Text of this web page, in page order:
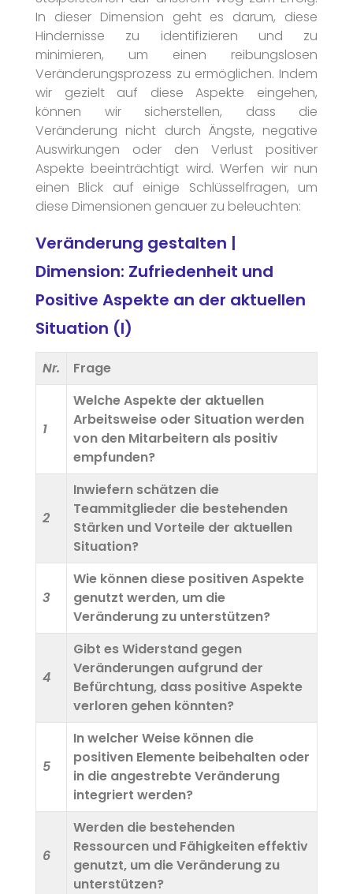
In dieser Dimension geht es darum, diese
Hindernisse zu identifizieren und zu
minimieren, um einen reibungslosen
Veränderungsprozess zu ermöglichen. Indem
wir gezielt auf diese Aspekte eingehen,
können wir sicherstellen, dass die
Veränderung nicht durch Ängste, negative
Auswirkungen oder den Verlust positiver
Aspekte beeinträchtigt wird. Werfen wir nun
einen Blick auf einige Schlüsselfragen, um
diese Dimensionen genauer zu beleuchten:
Veränderung gestalten |
Dimension: Zufriedenheit und
Positive Aspekte an der aktuellen
Situation (I)
Nr. Frage
1
Welche Aspekte der aktuellen
Arbeitsweise oder Situation werden
von den Mitarbeitern als positiv
empfunden?
2
Inwiefern schätzen die
Teammitglieder die bestehenden
Stärken und Vorteile der aktuellen
Situation?
3
Wie können diese positiven Aspekte
genutzt werden, um die
Veränderung zu unterstützen?
4
Gibt es Widerstand gegen
Veränderungen aufgrund der
Befürchtung, dass positive Aspekte
verloren gehen könnten?
5
In welcher Weise können die
positiven Elemente beibehalten oder
in die angestrebte Veränderung
integriert werden?
6
Werden die bestehenden
Ressourcen und Fähigkeiten effektiv
genutzt, um die Veränderung zu
unterstützen?